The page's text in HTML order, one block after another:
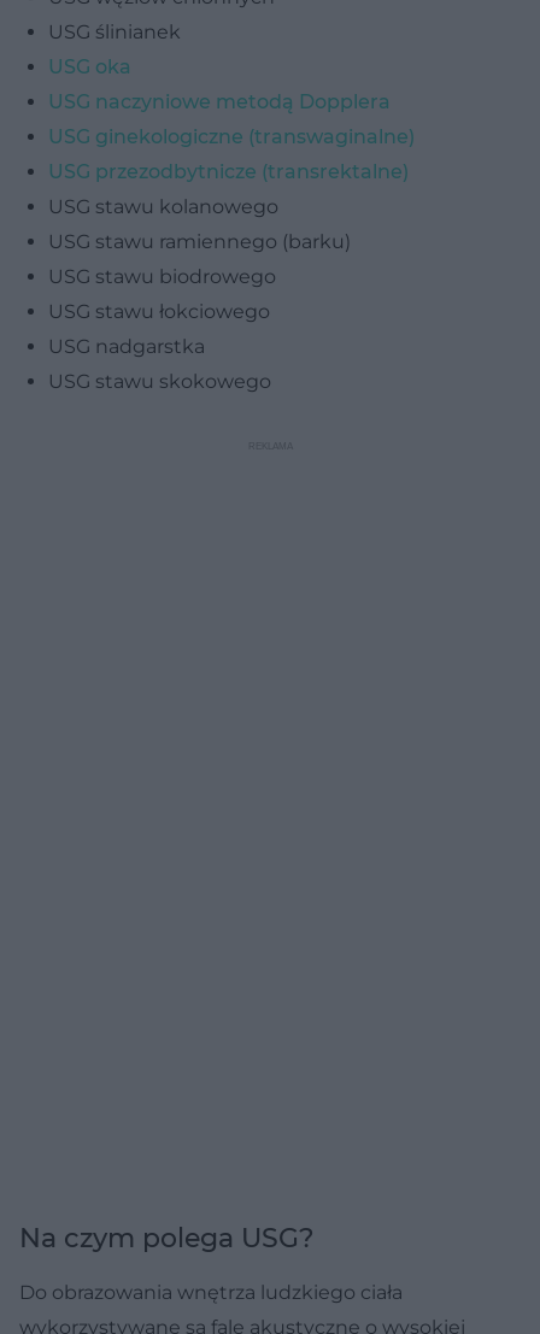
USG ślinianek
USG oka
USG naczyniowe metodą Dopplera
USG ginekologiczne (transwaginalne)
USG przezodbytnicze (transrektalne)
USG stawu kolanowego
USG stawu ramiennego (barku)
USG stawu biodrowego
USG stawu łokciowego
USG nadgarstka
USG stawu skokowego
Na czym polega USG?
Do obrazowania wnętrza ludzkiego ciała
wykorzystywane są fale akustyczne o wysokiej